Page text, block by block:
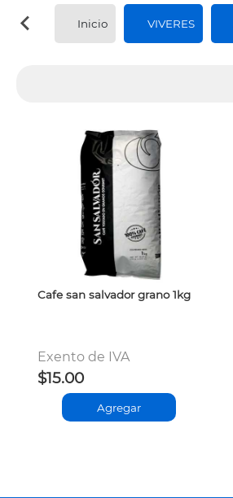
Inicio VIVERES
Cafe san salvador grano 1kg
Exento de IVA
$15.00
Agregar